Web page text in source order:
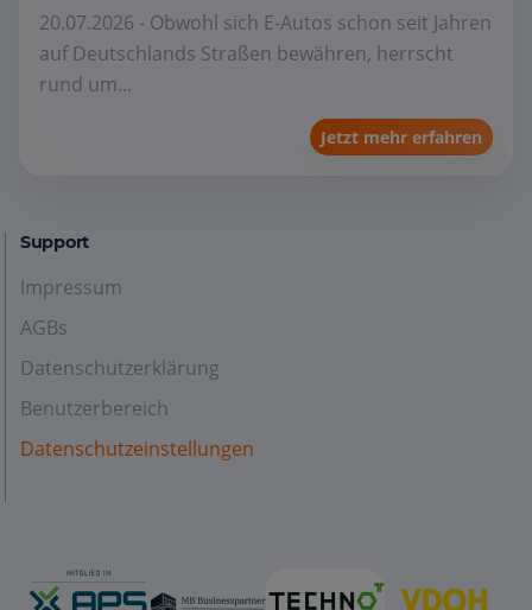
20.07.2026 - Obwohl sich E-Autos schon seit Jahren
auf Deutschlands Straßen bewähren, herrscht
rund um...
Jetzt mehr erfahren
Support
Impressum
AGBs
Datenschutzerklärung
Benutzerbereich
Datenschutzeinstellungen